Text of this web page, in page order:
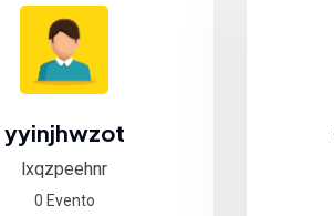
yyinjhwzot
lxqzpeehnr
0 Evento